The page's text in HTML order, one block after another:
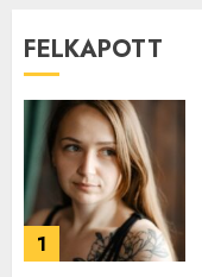
FELKAPOTT
1